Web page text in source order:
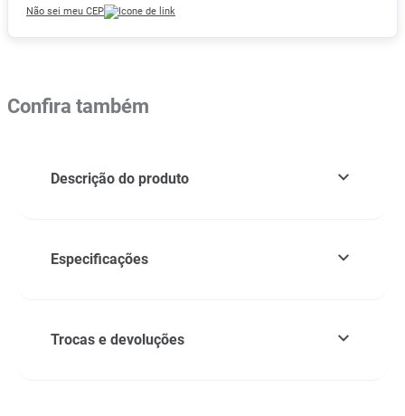
Não sei meu CEP
Confira também
Descrição do produto
Especificações
Trocas e devoluções